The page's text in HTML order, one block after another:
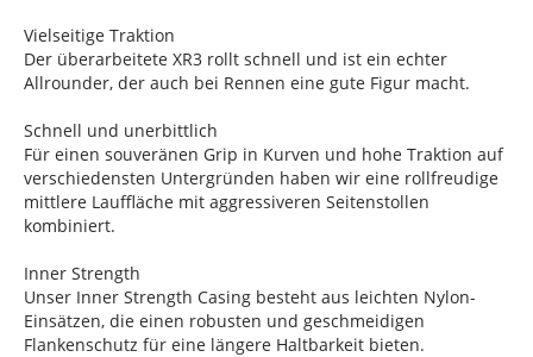
Vielseitige Traktion
Der überarbeitete XR3 rollt schnell und ist ein echter
Allrounder, der auch bei Rennen eine gute Figur macht.
Schnell und unerbittlich
Für einen souveränen Grip in Kurven und hohe Traktion auf
verschiedensten Untergründen haben wir eine rollfreudige
mittlere Lauffläche mit aggressiveren Seitenstollen
kombiniert.
Inner Strength
Unser Inner Strength Casing besteht aus leichten Nylon-
Einsätzen, die einen robusten und geschmeidigen
Flankenschutz für eine längere Haltbarkeit bieten.